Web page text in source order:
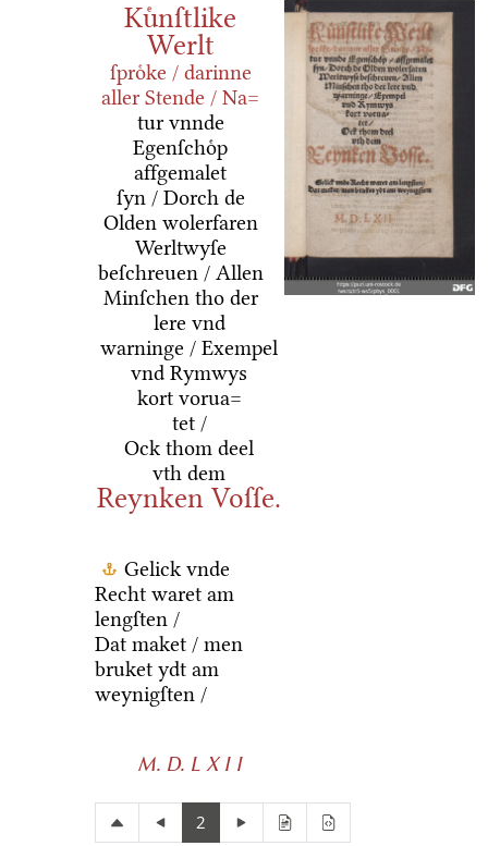
Kuͤnſtlike
Werlt
ſproͤke / darinne
aller Stende / Na=
tur vnnde
Egenſchoͤp
affgemalet
ſyn / Dorch de
Olden wolerfaren
Werltwyſe
beſchreuen / Allen
Minſchen tho der
lere vnd
warninge / Exempel
vnd Rymwys
kort vorua=
tet /
Ock thom deel
vth dem
Reynken Voſſe.
Gelick vnde
Recht waret am
lengſten /
Dat maket / men
bruket ydt am
weynigſten /
M. D. L X I I
2